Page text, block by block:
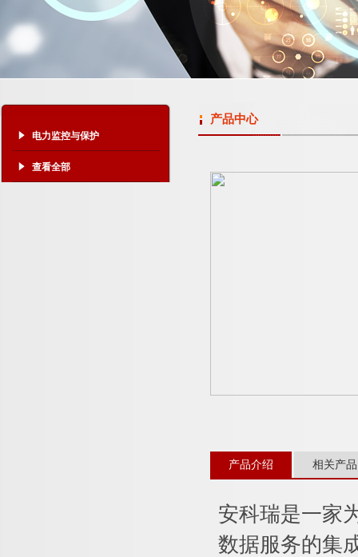
电力监控与保护
查看全部
产品中心
产品介绍 相关产品
安科瑞是一家
数据服务的集